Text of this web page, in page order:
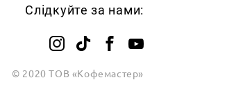
Слідкуйте за нами:
© 2020 ТОВ «Кофемастер»